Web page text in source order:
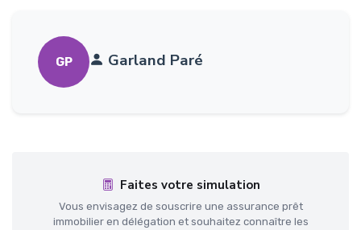
GP Garland Paré
Faites votre simulation
Vous envisagez de souscrire une assurance prêt
immobilier en délégation et souhaitez connaître les